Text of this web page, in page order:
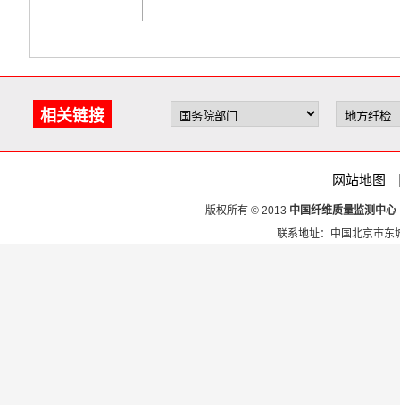
相关链接
网站地图
版权所有 © 2013 中国纤维质量监测中心
联系地址：中国北京市东